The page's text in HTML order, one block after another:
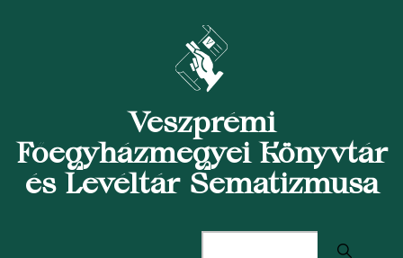
Veszprémi
Főegyházmegyei Könyvtár
és Levéltár Sematizmusa